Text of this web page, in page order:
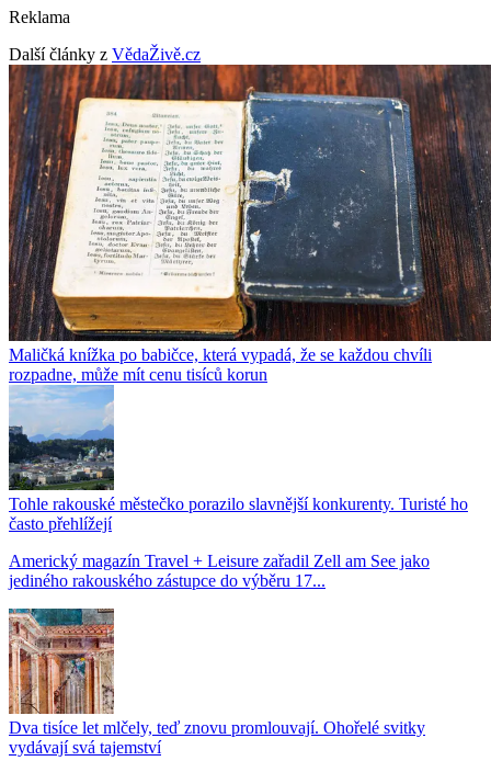
Reklama
Další články z VědaŽivě.cz
Maličká knížka po babičce, která vypadá, že se každou chvíli
rozpadne, může mít cenu tisíců korun
Tohle rakouské městečko porazilo slavnější konkurenty. Turisté ho
často přehlížejí
Americký magazín Travel + Leisure zařadil Zell am See jako
jediného rakouského zástupce do výběru 17...
Dva tisíce let mlčely, teď znovu promlouvají. Ohořelé svitky
vydávají svá tajemství